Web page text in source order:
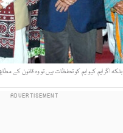
اگر ایم کیو ایم کو تحفظات ہیں تو وہ قانون کے مطابق